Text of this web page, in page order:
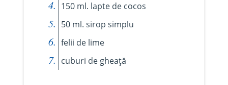
150 ml. lapte de cocos
50 ml. sirop simplu
felii de lime
cuburi de gheață